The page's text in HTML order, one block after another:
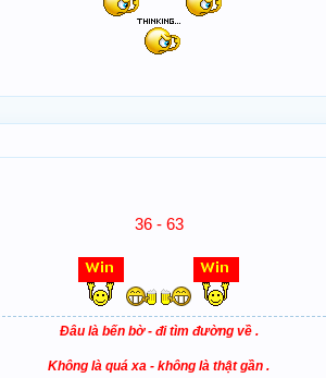
36 - 63
Đâu là bến bờ - đi tìm đường về .
Không là quá xa - không là thật gần .